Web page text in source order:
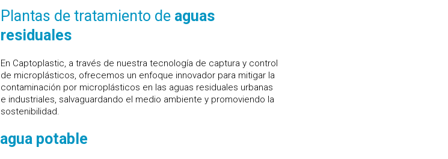
Plantas de tratamiento de aguas
residuales
En Captoplastic, a través de nuestra tecnología de captura y control
de microplásticos, ofrecemos un enfoque innovador para mitigar la
contaminación por microplásticos en las aguas residuales urbanas
e industriales, salvaguardando el medio ambiente y promoviendo la
sostenibilidad.
agua potable